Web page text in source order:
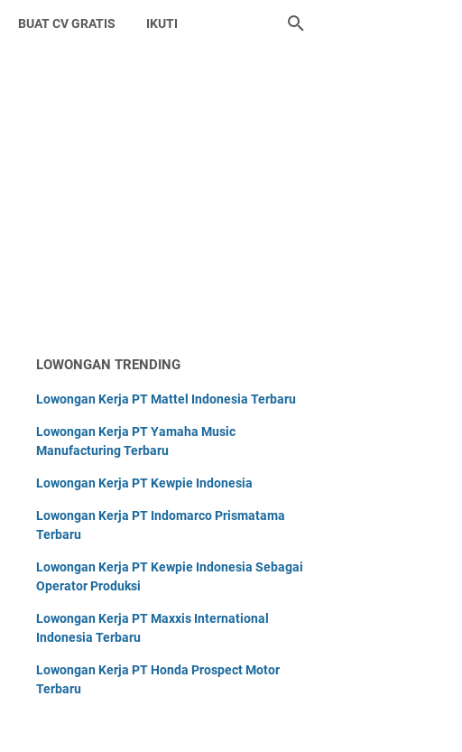
BUAT CV GRATIS IKUTI
LOWONGAN TRENDING
Lowongan Kerja PT Mattel Indonesia Terbaru
Lowongan Kerja PT Yamaha Music
Manufacturing Terbaru
Lowongan Kerja PT Kewpie Indonesia
Lowongan Kerja PT Indomarco Prismatama
Terbaru
Lowongan Kerja PT Kewpie Indonesia Sebagai
Operator Produksi
Lowongan Kerja PT Maxxis International
Indonesia Terbaru
Lowongan Kerja PT Honda Prospect Motor
Terbaru